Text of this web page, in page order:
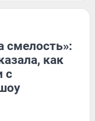
смелость»:
как
с